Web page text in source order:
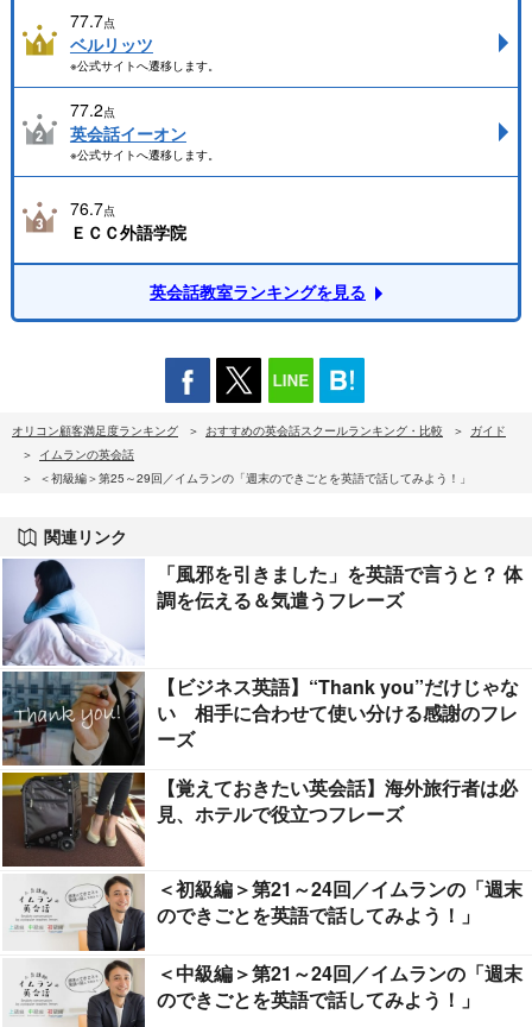
77.7点
ベルリッツ
※公式サイトへ遷移します。
77.2点
英会話イーオン
※公式サイトへ遷移します。
76.7点
ＥＣＣ外語学院
英会話教室ランキングを見る
オリコン顧客満足度ランキング おすすめの英会話スクールランキング・比較
ガイド
イムランの英会話
＜初級編＞第25～29回／イムランの「週末のできごとを英語で話してみよう！」
関連リンク
「風邪を引きました」を英語で言うと？ 体
調を伝える＆気遣うフレーズ
【ビジネス英語】“Thank you”だけじゃな
い 相手に合わせて使い分ける感謝のフレ
ーズ
【覚えておきたい英会話】海外旅行者は必
見、ホテルで役立つフレーズ
＜初級編＞第21～24回／イムランの「週末
のできごとを英語で話してみよう！」
＜中級編＞第21～24回／イムランの「週末
のできごとを英語で話してみよう！」